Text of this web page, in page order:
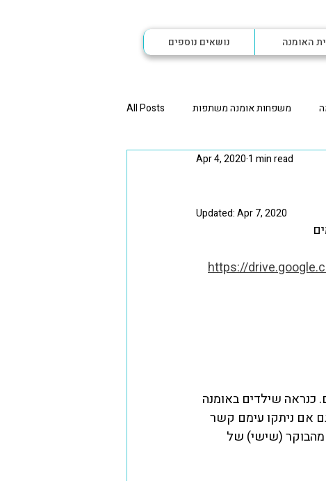
האומנה נושאים נוספים
All Posts משפחות אומנה משתפות
אחי אומנה משתפים שתפות הורית
אומנה לאחים אומנה ליותר מילד אחד
רגע לפני שמתחילה אומנה אומנה
Apr 4, 2020 1 min read
Updated:Apr 7, 2020
https://
כנראה שילדים באומנה
הוריהם, גם אם ניתקו עימם קשר
מהבוקר (שישי) של